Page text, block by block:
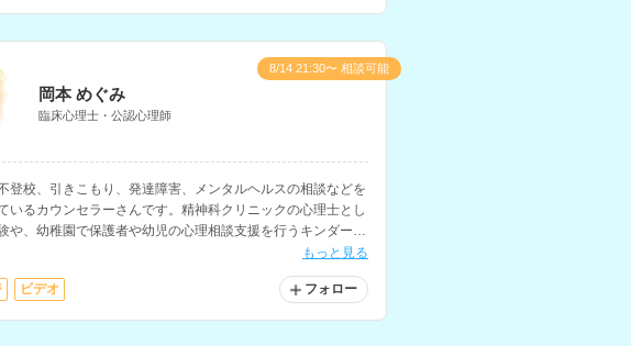
岡本 めぐみ
臨床心理士・公認心理師
登校、引きこもり、発達障害、メンタルヘルスの相談などを
いるカウンセラーさんです。精神科クリニックの心理士とし
や、幼稚園で保護者や幼児の心理相談支援を行うキンダーカ
スクールカウンセラーなどの勤務経験もお持ちです。もっと見る
ビデオ フォロー
8/14 21:30〜 相談可能